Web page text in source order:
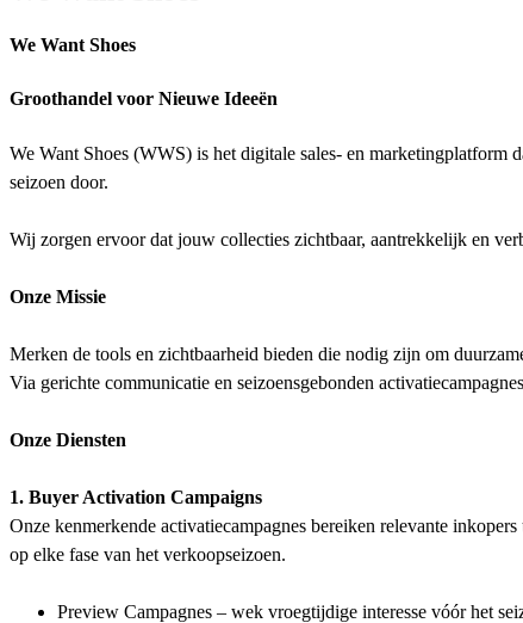
We Want Shoes
Groothandel voor Nieuwe Ideeën
We Want Shoes (WWS) is het digitale sales- en marketingplatform
seizoen door.
Wij zorgen ervoor dat jouw collecties zichtbaar, aantrekkelijk en
Onze Missie
Merken de tools en zichtbaarheid bieden die nodig zijn om
Via gerichte communicatie en seizoensgebonden
Onze Diensten
1. Buyer Activation Campaigns
Onze kenmerkende activatiecampagnes bereiken relevante
op elke fase van het verkoopseizoen.
Preview Campagnes – wek vroegtijdige interesse vóór het